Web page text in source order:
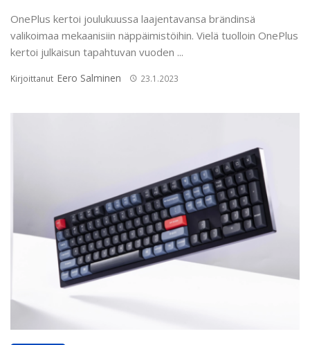
OnePlus kertoi joulukuussa laajentavansa brändinsä
valikoimaa mekaanisiin näppäimistöihin. Vielä tuolloin OnePlus
kertoi julkaisun tapahtuvan vuoden ...
Kirjoittanut Eero Salminen 23.1.2023